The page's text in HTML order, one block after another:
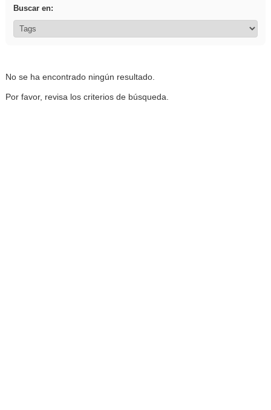
Buscar en:
No se ha encontrado ningún resultado.
Por favor, revisa los criterios de búsqueda.